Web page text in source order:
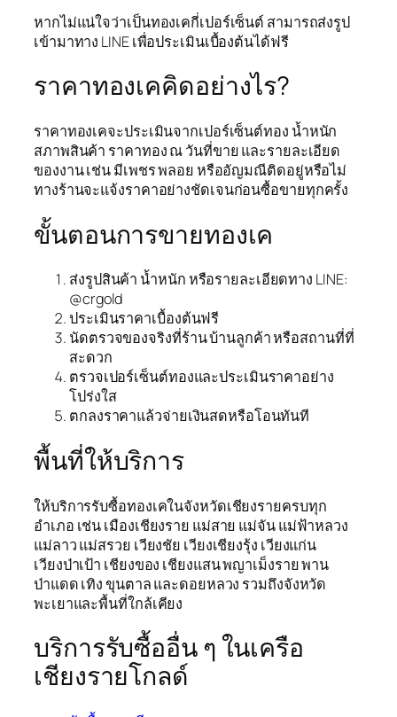
หากไม่แน่ใจว่าเป็นทองเคกี่เปอร์เซ็นต์ สามารถส่งรูป
เข้ามาทาง LINE เพื่อประเมินเบื้องต้นได้ฟรี
ราคาทองเคคิดอย่างไร?
ราคาทองเคจะประเมินจากเปอร์เซ็นต์ทอง น้ำหนัก
สภาพสินค้า ราคาทอง ณ วันที่ขาย และรายละเอียด
ของงาน เช่น มีเพชร พลอย หรืออัญมณีติดอยู่หรือไม่
ทางร้านจะแจ้งราคาอย่างชัดเจนก่อนซื้อขายทุกครั้ง
ขั้นตอนการขายทองเค
ส่งรูปสินค้า น้ำหนัก หรือรายละเอียดทาง LINE:
@crgold
ประเมินราคาเบื้องต้นฟรี
นัดตรวจของจริงที่ร้าน บ้านลูกค้า หรือสถานที่ที่
สะดวก
ตรวจเปอร์เซ็นต์ทองและประเมินราคาอย่าง
โปร่งใส
ตกลงราคาแล้วจ่ายเงินสดหรือโอนทันที
พื้นที่ให้บริการ
ให้บริการรับซื้อทองเคในจังหวัดเชียงรายครบทุก
อำเภอ เช่น เมืองเชียงราย แม่สาย แม่จัน แม่ฟ้าหลวง
แม่ลาว แม่สรวย เวียงชัย เวียงเชียงรุ้ง เวียงแก่น
เวียงป่าเป้า เชียงของ เชียงแสน พญาเม็งราย พาน
ป่าแดด เทิง ขุนตาล และดอยหลวง รวมถึงจังหวัด
พะเยาและพื้นที่ใกล้เคียง
บริการรับซื้ออื่น ๆ ในเครือ
เชียงรายโกลด์